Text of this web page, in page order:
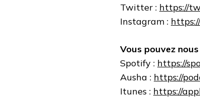
Twitter : https://
Instagram :
Vous pouvez
Spotify : https://
Ausha : https://
Itunes : https://